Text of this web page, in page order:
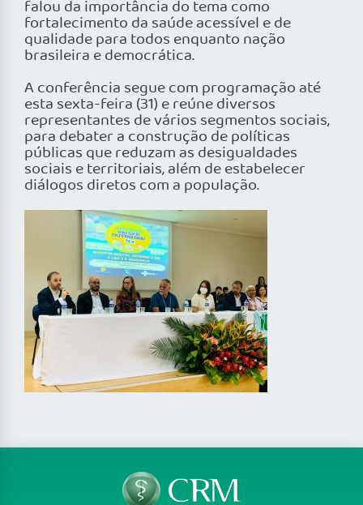
falou da importância do tema como
fortalecimento da saúde acessível e de
qualidade para todos enquanto nação
brasileira e democrática.
A conferência segue com programação até
esta sexta-feira (31) e reúne diversos
representantes de vários segmentos sociais,
para debater a construção de políticas
públicas que reduzam as desigualdades
sociais e territoriais, além de estabelecer
diálogos diretos com a população.